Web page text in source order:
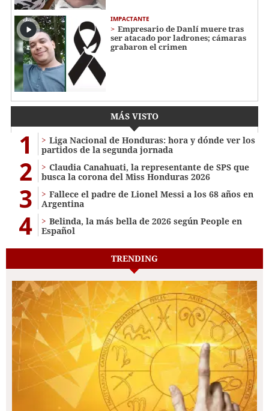
IMPACTANTE
Empresario de Danlí muere tras
ser atacado por ladrones; cámaras
grabaron el crimen
MÁS VISTO
1
Liga Nacional de Honduras: hora y dónde ver los
partidos de la segunda jornada
2
Claudia Canahuati, la representante de SPS que
busca la corona del Miss Honduras 2026
3
Fallece el padre de Lionel Messi a los 68 años en
Argentina
4
Belinda, la más bella de 2026 según People en
Español
TRENDING